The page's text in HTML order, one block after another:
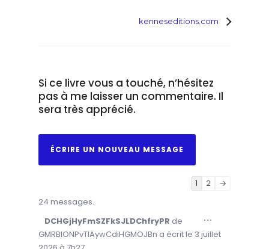
kenneseditions.com
Si ce livre vous a touché, n’hésitez
pas à me laisser un commentaire. Il
sera très apprécié.
N
g
1 2
→
24 messages.
DCHGjHyFmSZFkSJLDChfryPR de
GMRBIONPvTIAywCdiHGMOJBn a écrit le 3 juillet
...
V
R